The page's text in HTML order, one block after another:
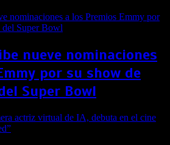
nueve nominaciones
por su show de
Super Bowl